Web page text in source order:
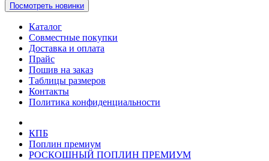
Посмотреть новинки
Каталог
Совместные покупки
Доставка и оплата
Прайс
Пошив на заказ
Таблицы размеров
Контакты
Политика конфиденциальности
КПБ
Поплин премиум
РОСКОШНЫЙ ПОПЛИН ПРЕМИУМ